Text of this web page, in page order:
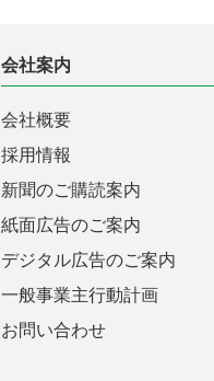
会社案内
会社概要
採用情報
新聞のご購読案内
紙面広告のご案内
デジタル広告のご案内
一般事業主行動計画
お問い合わせ